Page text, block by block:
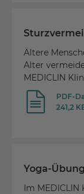
PDF-
241,2
Ältere
Alter
MEDICLIN
Yoga-
Im